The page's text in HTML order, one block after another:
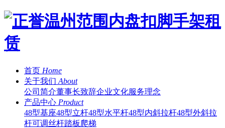
首页 Home
关于我们 About
公司简介董事长致辞企业文化服务理念
产品中心 Product
48型基座48型立杆48型水平杆48型内斜拉杆48型外斜拉
杆可调丝杆踏板爬梯